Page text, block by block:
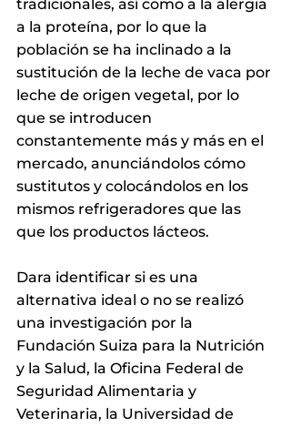
tradicionales, así como a la alergia
a la proteína, por lo que la
población se ha inclinado a la
sustitución de la leche de vaca por
leche de origen vegetal, por lo
que se introducen
constantemente más y más en el
mercado, anunciándolos cómo
sustitutos y colocándolos en los
mismos refrigeradores que las
que los productos lácteos.
Dara identificar si es una
alternativa ideal o no se realizó
una investigación por la
Fundación Suiza para la Nutrición
y la Salud, la Oficina Federal de
Seguridad Alimentaria y
Veterinaria, la Universidad de